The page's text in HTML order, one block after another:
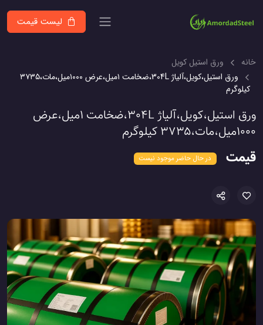
لیست قیمت
خانه
ورق استیل کویل
ورق استیل،کویل،آلیاژ 304L،ضخامت ۱میل،عرض ۱۰۰۰میل،مات،۳۷۳۵
کیلوگرم
ورق استیل،کویل،آلیاژ 304L،ضخامت ۱میل،عرض
۱۰۰۰میل،مات،۳۷۳۵ کیلوگرم
قیمت در حال حاضر موجود نیست